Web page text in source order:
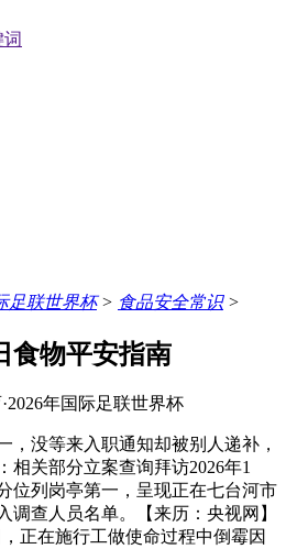
足联世界杯> 食品安全常识>
食物平安指南
年国际足联世界杯
没等来入职通知却被别人递补，
相关部分立案查询拜访2026年1
位列岗亭第一，呈现正在七台河市
调查人员名单。【来历：央视网】
正在施行工做使命过程中倒霉因